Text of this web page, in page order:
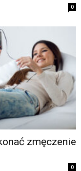
0
zmęczenie
0